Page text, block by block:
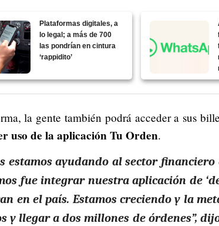
Plataformas digitales, a
lo legal; a más de 700
las pondrían en cintura
‘rappidito’
la gente también podrá acceder a sus
uso de la aplicación Tu Orden.
estamos ayudando al sector financiero
fue integrar nuestra aplicación de
en el país. Estamos creciendo y la
y llegar a dos millones de órdenes”,